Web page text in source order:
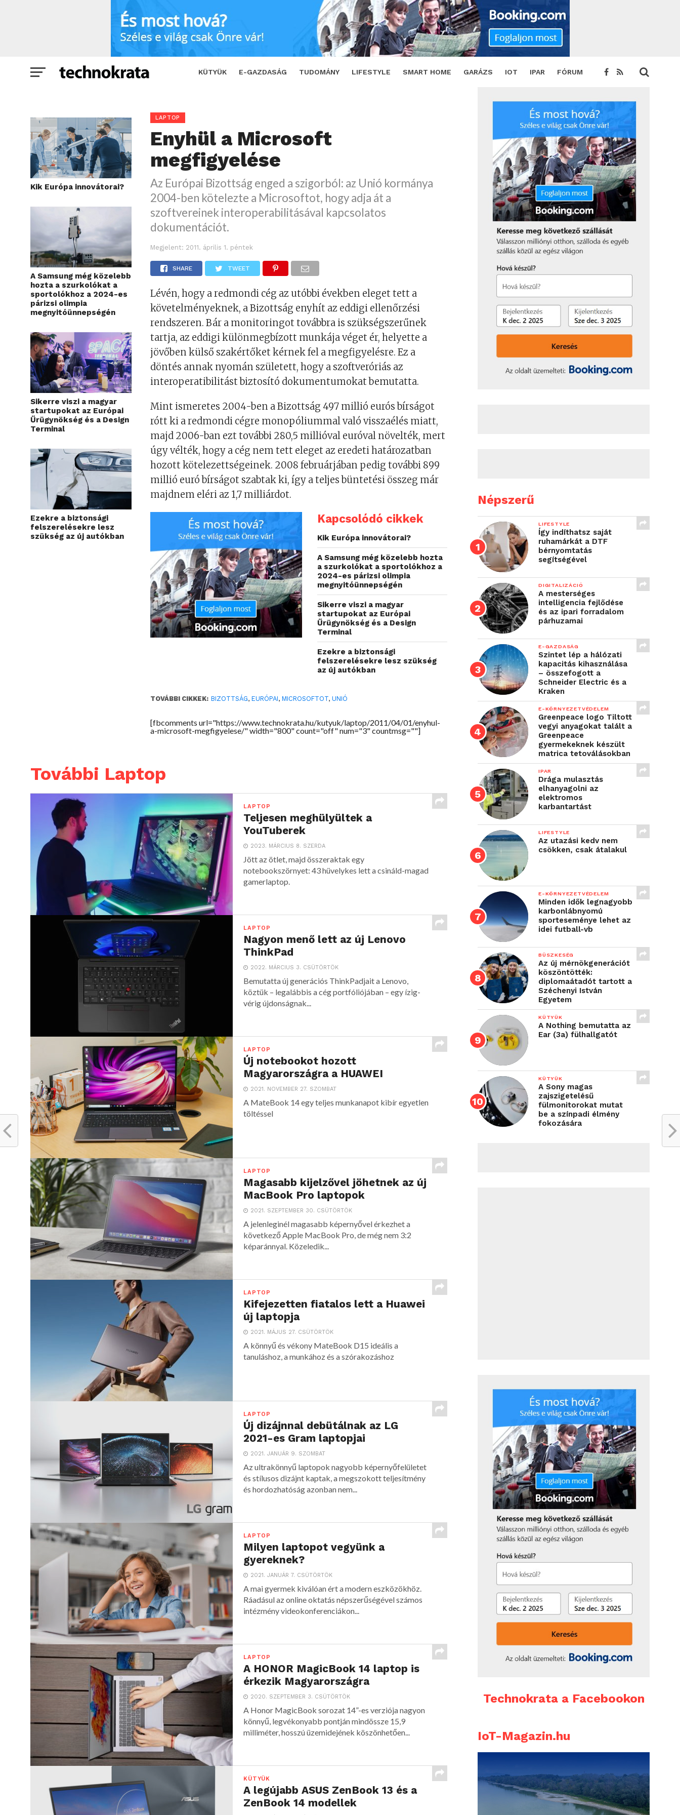
KÜTYÜK E-GAZDASÁG TUDOMÁNY LIFESTYLE SMART HOME GARÁZS IOT IPAR FÓRUM
Enyhül a Microsoft megfigyelése
Kik Európa innovátorai?
A Samsung még közelebb
hozta a szurkolókat a
sportolókhoz a 2024-es
párizsi olimpia
megnyitóünnepségén
Sikerre viszi a magyar
startupokat az Európai
Űrügynökség és a Design
Terminal
Ezekre a biztonsági
felszerelésekre lesz
szükség az új autókban
LAPTOP
Enyhül a Microsoft
megfigyelése
Az Európai Bizottság enged a szigorból: az Unió kormánya
2004-ben kötelezte a Microsoftot, hogy adja át a
szoftvereinek interoperabilitásával kapcsolatos
dokumentációt.
Megjelent: 2011. április 1. péntek
SHARE TWEET
Lévén, hogy a redmondi cég az utóbbi években eleget tett a
követelményeknek, a Bizottság enyhít az eddigi ellenőrzési
rendszeren. Bár a monitoringot továbbra is szükségszerűnek
tartja, az eddigi különmegbízott munkája véget ér, helyette a
jövőben külső szakértőket kérnek fel a megfigyelésre. Ez a
döntés annak nyomán született, hogy a szoftveróriás az
interoperatibilitást biztosító dokumentumokat bemutatta.
Mint ismeretes 2004-ben a Bizottság 497 millió eurós bírságot
rótt ki a redmondi cégre monopóliummal való visszaélés miatt,
majd 2006-ban ezt további 280,5 millióval euróval növelték, mert
úgy vélték, hogy a cég nem tett eleget az eredeti határozatban
hozott kötelezettségeinek. 2008 februárjában pedig további 899
millió euró bírságot szabtak ki, így a teljes büntetési összeg már
majdnem eléri az 1,7 milliárdot.
Kapcsolódó cikkek
Kik Európa innovátorai?
A Samsung még közelebb hozta
a szurkolókat a sportolókhoz a
2024-es párizsi olimpia
megnyitóünnepségén
Sikerre viszi a magyar
startupokat az Európai
Űrügynökség és a Design
Terminal
Ezekre a biztonsági
felszerelésekre lesz szükség
az új autókban
TOVÁBBI CIKKEK: BIZOTTSÁG,EURÓPAI,MICROSOFTOT,UNIÓ
[fbcomments url="https://www.technokrata.hu/kutyuk/laptop/2011/04/01/enyhul-
a-microsoft-megfigyelese/" width="800" count="off" num="3" countmsg=""]
További Laptop
LAPTOP
Teljesen meghülyültek a
YouTuberek
2023. MÁRCIUS 8. SZERDA
Jött az ötlet, majd összeraktak egy
notebookszörnyet: 43 hüvelykes lett a csináld-magad
gamerlaptop.
LAPTOP
Nagyon menő lett az új Lenovo
ThinkPad
2022. MÁRCIUS 3. CSÜTÖRTÖK
Bemutatta új generációs ThinkPadjait a Lenovo,
köztük – legalábbis a cég portfóliójában – egy ízig-
vérig újdonságnak...
LAPTOP
Új notebookot hozott
Magyarországra a HUAWEI
2021. NOVEMBER 27. SZOMBAT
A MateBook 14 egy teljes munkanapot kibír egyetlen
töltéssel
LAPTOP
Magasabb kijelzővel jöhetnek az új
MacBook Pro laptopok
2021. SZEPTEMBER 30. CSÜTÖRTÖK
A jelenleginél magasabb képernyővel érkezhet a
következő Apple MacBook Pro, de még nem 3:2
képaránnyal. Közeledik...
LAPTOP
Kifejezetten fiatalos lett a Huawei
új laptopja
2021. MÁJUS 27. CSÜTÖRTÖK
A könnyű és vékony MateBook D15 ideális a
tanuláshoz, a munkához és a szórakozáshoz
LAPTOP
Új dizájnnal debütálnak az LG
2021-es Gram laptopjai
2021. JANUÁR 9. SZOMBAT
Az ultrakönnyű laptopok nagyobb képernyőfelületet
és stílusos dizájnt kaptak, a megszokott teljesítmény
és hordozhatóság azonban nem...
LAPTOP
Milyen laptopot vegyünk a
gyereknek?
2021. JANUÁR 7. CSÜTÖRTÖK
A mai gyermek kiválóan ért a modern eszközökhöz.
Ráadásul az online oktatás népszerűségével számos
intézmény videokonferenciákon...
LAPTOP
A HONOR MagicBook 14 laptop is
érkezik Magyarországra
2020. SZEPTEMBER 3. CSÜTÖRTÖK
A Honor MagicBook sorozat 14”-es verziója nagyon
könnyű, legvékonyabb pontján mindössze 15,9
milliméter, hosszú üzemidejének köszönhetően...
KÜTYÜK
A legújabb ASUS ZenBook 13 és a
ZenBook 14 modellek
Népszerű
LIFESTYLE
Így indíthatsz saját
ruhamárkát a DTF
bérnyomtatás
segítségével
DIGITALIZÁCIÓ
A mesterséges
intelligencia fejlődése
és az ipari forradalom
párhuzamai
E-GAZDASÁG
Szintet lép a hálózati
kapacitás kihasználása
– összefogott a
Schneider Electric és a
Kraken
E-KÖRNYEZETVÉDELEM
Greenpeace logo Tiltott
vegyi anyagokat talált a
Greenpeace
gyermekeknek készült
matrica tetoválásokban
IPAR
Drága mulasztás
elhanyagolni az
elektromos
karbantartást
LIFESTYLE
Az utazási kedv nem
csökken, csak átalakul
E-KÖRNYEZETVÉDELEM
Minden idők legnagyobb
karbonlábnyomú
sporteseménye lehet az
idei futball-vb
BÜSZKESÉG
Az új mérnökgenerációt
köszöntötték:
diplomaátadót tartott a
Széchenyi István
Egyetem
KÜTYÜK
A Nothing bemutatta az
Ear (3a) fülhallgatót
KÜTYÜK
A Sony magas
zajszigetelésű
fülmonitorokat mutat
be a színpadi élmény
fokozására
Technokrata a Facebookon
IoT-Magazin.hu